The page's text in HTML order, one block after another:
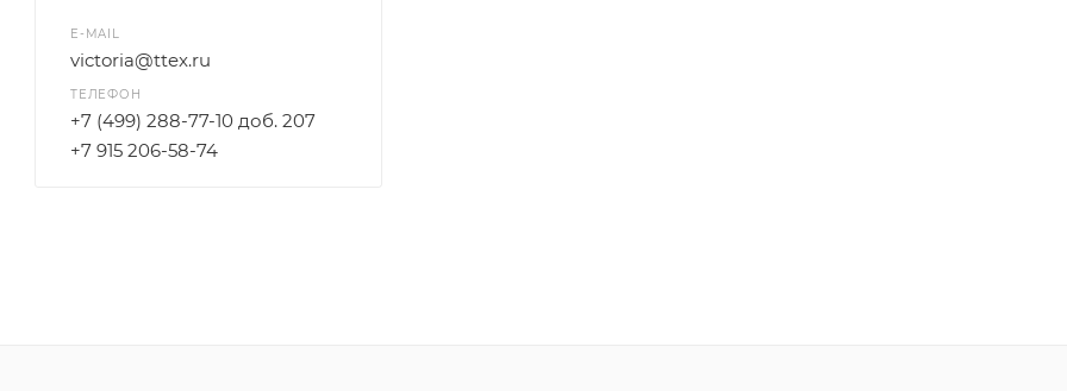
E-MAIL
victoria@ttex.ru
ТЕЛЕФОН
+7 (499) 288-77-10 доб. 207
+7 915 206-58-74